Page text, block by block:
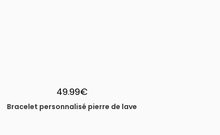
49.99€
Bracelet personnalisé pierre de lave